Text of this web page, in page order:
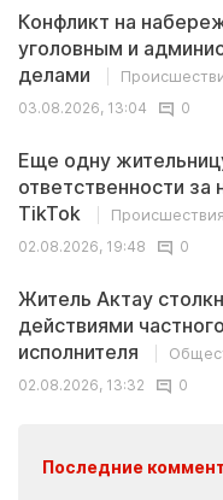
Конфликт на
уголовным и
делами
03.08.2026, 13:04
0
Еще одну
ответственности
TikTok
Происшествия
02.08.2026, 19:48
0
Житель Актау
действиями
исполнителя
02.08.2026, 13:32
0
Последние